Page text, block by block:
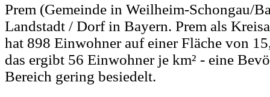
Prem (Gemeinde in Weilheim-Schongau/
Landstadt / Dorf in Bayern. Prem als
hat 898 Einwohner auf einer Fläche von
das ergibt 56 Einwohner je km² - eine
Bereich gering besiedelt.